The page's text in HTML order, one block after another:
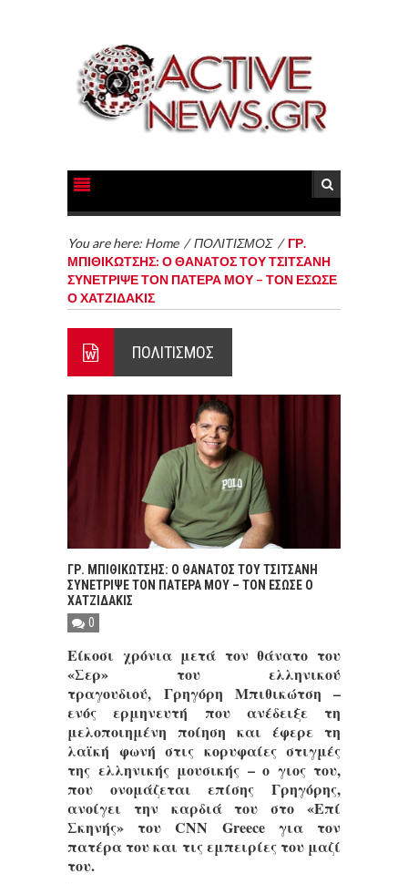
You are here: Home /ΠΟΛΙΤΙΣΜΟΣ / ΓΡ.
ΜΠΙΘΙΚΩΤΣΗΣ: Ο ΘΑΝΑΤΟΣ ΤΟΥ ΤΣΙΤΣΑΝΗ
ΣΥΝΕΤΡΙΨΕ ΤΟΝ ΠΑΤΕΡΑ ΜΟΥ – ΤΟΝ ΕΣΩΣΕ
Ο ΧΑΤΖΙΔΑΚΙΣ
ΠΟΛΙΤΙΣΜΟΣ
ΓΡ. ΜΠΙΘΙΚΩΤΣΗΣ: Ο ΘΑΝΑΤΟΣ ΤΟΥ ΤΣΙΤΣΑΝΗ
ΣΥΝΕΤΡΙΨΕ ΤΟΝ ΠΑΤΕΡΑ ΜΟΥ – ΤΟΝ ΕΣΩΣΕ Ο
ΧΑΤΖΙΔΑΚΙΣ
0
Είκοσι χρόνια μετά τον θάνατο του
«Σερ» του ελληνικού
τραγουδιού, Γρηγόρη Μπιθικώτση –
ενός ερμηνευτή που ανέδειξε τη
μελοποιημένη ποίηση και έφερε τη
λαϊκή φωνή στις κορυφαίες στιγμές
της ελληνικής μουσικής – ο γιος του,
που ονομάζεται επίσης Γρηγόρης,
ανοίγει την καρδιά του στο «Επί
Σκηνής» του CNN Greece για τον
πατέρα του και τις εμπειρίες του μαζί
του.